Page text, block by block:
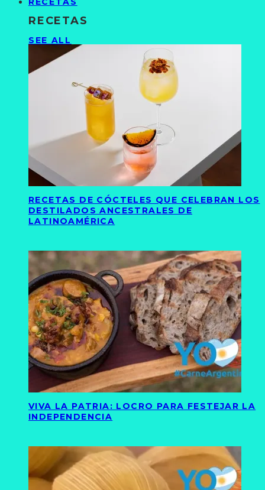
RECETAS
SEE ALL
RECETAS DE CÓCTELES QUE CELEBRAN LOS
DESTILADOS ANCESTRALES DE
LATINOAMÉRICA
VIVA LA PATRIA: LOCRO PARA FESTEJAR LA
INDEPENDENCIA